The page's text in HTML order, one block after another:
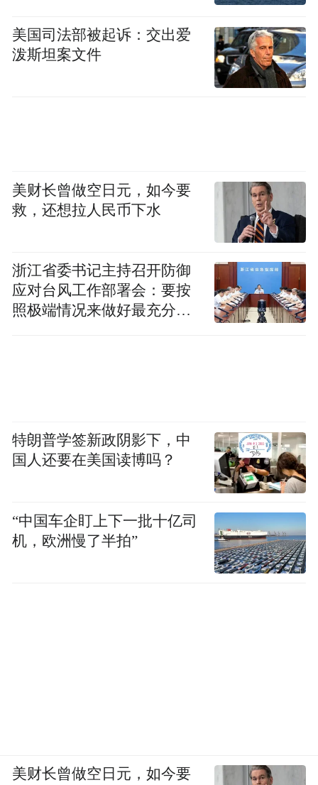
美国司法部被起诉：交出爱
泼斯坦案文件
美财长曾做空日元，如今要
救，还想拉人民币下水
浙江省委书记主持召开防御
应对台风工作部署会：要按
照极端情况来做好最充分的
特朗普学签新政阴影下，中
国人还要在美国读博吗？
“中国车企盯上下一批十亿司
机，欧洲慢了半拍”
美财长曾做空日元，如今要